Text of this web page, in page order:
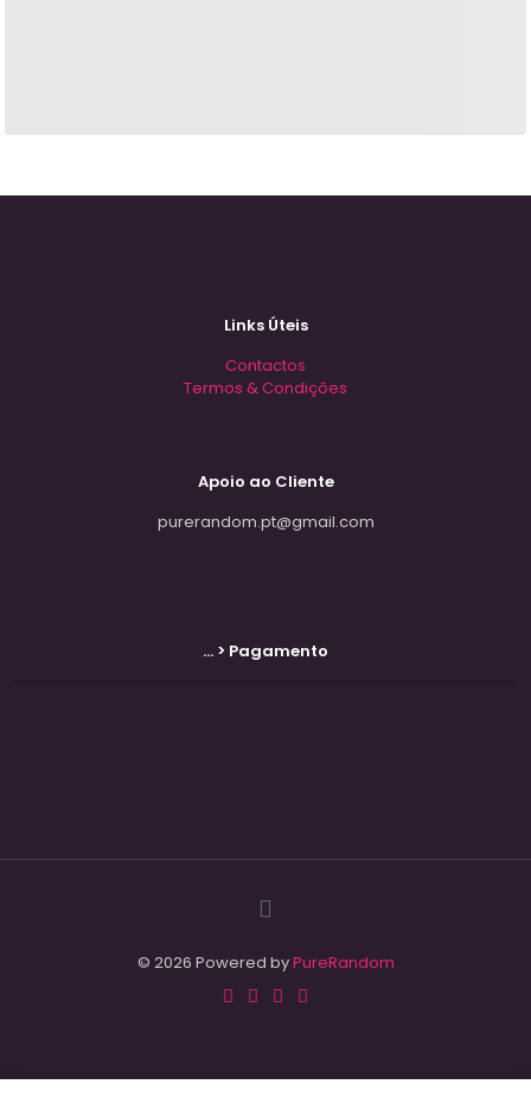
Links Úteis
Contactos
Termos & Condições
Apoio ao Cliente
purerandom.pt@gmail.com
... > Pagamento
© 2026 Powered byPureRandom